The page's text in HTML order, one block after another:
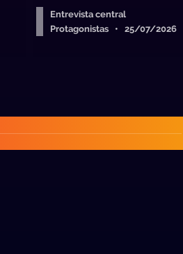
Entrevista central
Protagonistas • 25/07/2026